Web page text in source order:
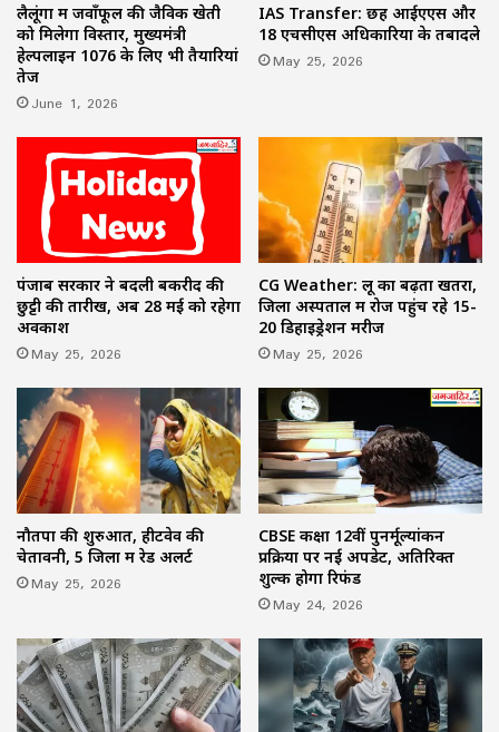
लैलूंगा में जवाँफूल की जैविक खेती
को मिलेगा विस्तार, मुख्यमंत्री
हेल्पलाइन 1076 के लिए भी तैयारियां
तेज
June 1, 2026
IAS Transfer: छह आईएएस और
18 एचसीएस अधिकारियों के तबादले
May 25, 2026
पंजाब सरकार ने बदली बकरीद की
छुट्टी की तारीख, अब 28 मई को रहेगा
अवकाश
May 25, 2026
CG Weather: लू का बढ़ता खतरा,
जिला अस्पताल में रोज पहुंच रहे 15-
20 डिहाइड्रेशन मरीज
May 25, 2026
नौतपा की शुरुआत, हीटवेव की
चेतावनी, 5 जिलों में रेड अलर्ट
May 25, 2026
CBSE कक्षा 12वीं पुनर्मूल्यांकन
प्रक्रिया पर नई अपडेट, अतिरिक्त
शुल्क होगा रिफंड
May 24, 2026